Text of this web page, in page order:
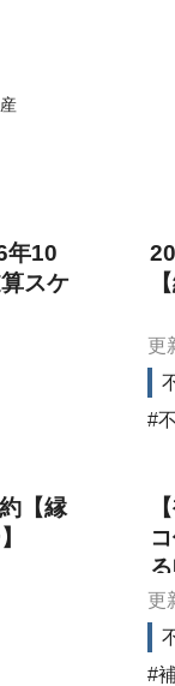
年10
スケ
更
【縁
更